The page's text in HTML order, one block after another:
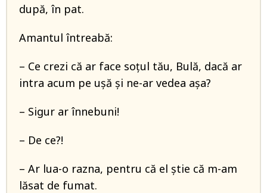
după, în pat.
Amantul întreabă:
– Ce crezi că ar face soțul tău, Bulă, dacă ar
intra acum pe ușă și ne-ar vedea așa?
– Sigur ar înnebuni!
– De ce?!
– Ar lua-o razna, pentru că el știe că m-am
lăsat de fumat.